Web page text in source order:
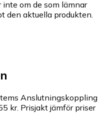
om de som lämnar
den aktuella produkten.
Anslutningskoppling
kr. Prisjakt jämför priser